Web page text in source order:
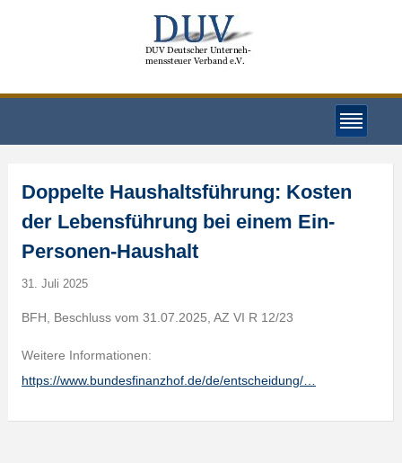
Doppelte Haushaltsführung: Kosten
der Lebensführung bei einem Ein-
Personen-Haushalt
31. Juli 2025
BFH, Beschluss vom 31.07.2025, AZ VI R 12/23
Weitere Informationen:
https://www.bundesfinanzhof.de/de/entscheidung/…